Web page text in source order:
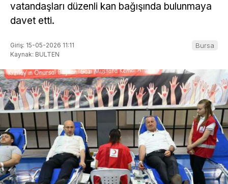
vatandaşları düzenli kan bağışında bulunmaya
davet etti.
Giriş: 15-05-2026 11:11
Kaynak: BULTEN
Bursa